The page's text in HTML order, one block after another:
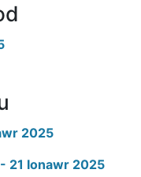
2025
21 Ionawr 2025